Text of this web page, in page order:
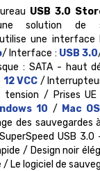
USB 3.0
solution de
une interface
/ Interface : USB 3.0
: SATA - haut
VCC /
tension / Prises
10 / Mac
des sauvegardes
USB
/ Design noir
Le logiciel de